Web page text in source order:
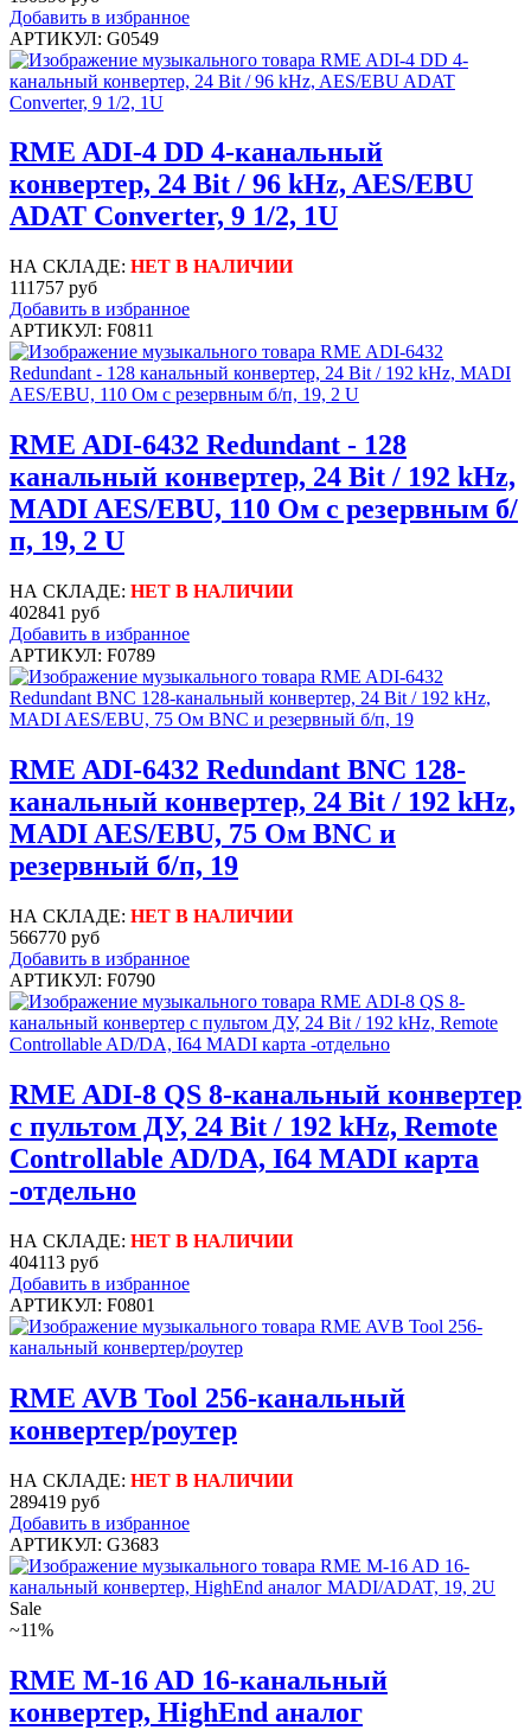
Добавить в избранное
АРТИКУЛ: G0549
RME ADI-4 DD 4-канальный
конвертер, 24 Bit / 96 kHz, AES/EBU
ADAT Converter, 9 1/2, 1U
НА СКЛАДЕ: НЕТ В НАЛИЧИИ
111757 руб
Добавить в избранное
АРТИКУЛ: F0811
RME ADI-6432 Redundant - 128
канальный конвертер, 24 Bit / 192 kHz,
MADI AES/EBU, 110 Ом с резервным б/
п, 19, 2 U
НА СКЛАДЕ: НЕТ В НАЛИЧИИ
402841 руб
Добавить в избранное
АРТИКУЛ: F0789
RME ADI-6432 Redundant BNC 128-
канальный конвертер, 24 Bit / 192 kHz,
MADI AES/EBU, 75 Ом BNC и
резервный б/п, 19
НА СКЛАДЕ: НЕТ В НАЛИЧИИ
566770 руб
Добавить в избранное
АРТИКУЛ: F0790
RME ADI-8 QS 8-канальный конвертер
с пультом ДУ, 24 Bit / 192 kHz, Remote
Controllable AD/DA, I64 MADI карта
-отдельно
НА СКЛАДЕ: НЕТ В НАЛИЧИИ
404113 руб
Добавить в избранное
АРТИКУЛ: F0801
RME AVB Tool 256-канальный
конвертер/роутер
НА СКЛАДЕ: НЕТ В НАЛИЧИИ
289419 руб
Добавить в избранное
АРТИКУЛ: G3683
Sale
~11%
RME M-16 AD 16-канальный
конвертер, HighEnd аналог